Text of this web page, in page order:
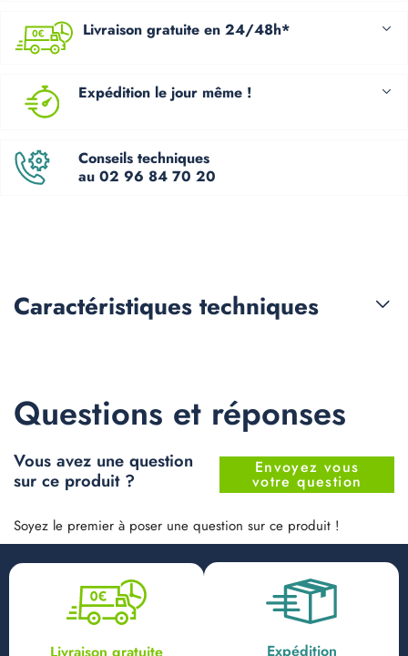
Livraison gratuite en 24/48h*
Expédition le jour même !
Conseils techniques
au 02 96 84 70 20
Caractéristiques techniques
Questions et réponses
Vous avez une question
sur ce produit ?
Envoyez vous
votre question
Soyez le premier à poser une question sur ce produit !
Livraison gratuite
Expédition